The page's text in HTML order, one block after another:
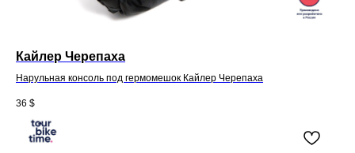
Кайлер Черепаха
Нарульная консоль под гермомешок Кайлер Черепаха
36 $